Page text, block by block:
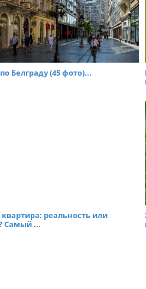
Белграду (45 фото)...
реальность или
Самый ...